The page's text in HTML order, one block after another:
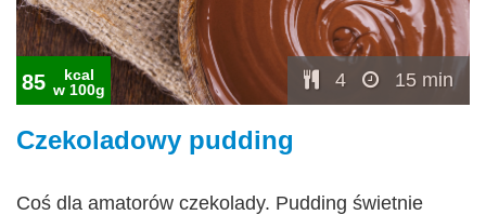
85
kcal
w 100g
4 15 min
Czekoladowy pudding
Coś dla amatorów czekolady. Pudding świetnie